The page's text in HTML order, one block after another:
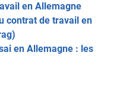
en Allemagne
contrat de travail en
en Allemagne : les